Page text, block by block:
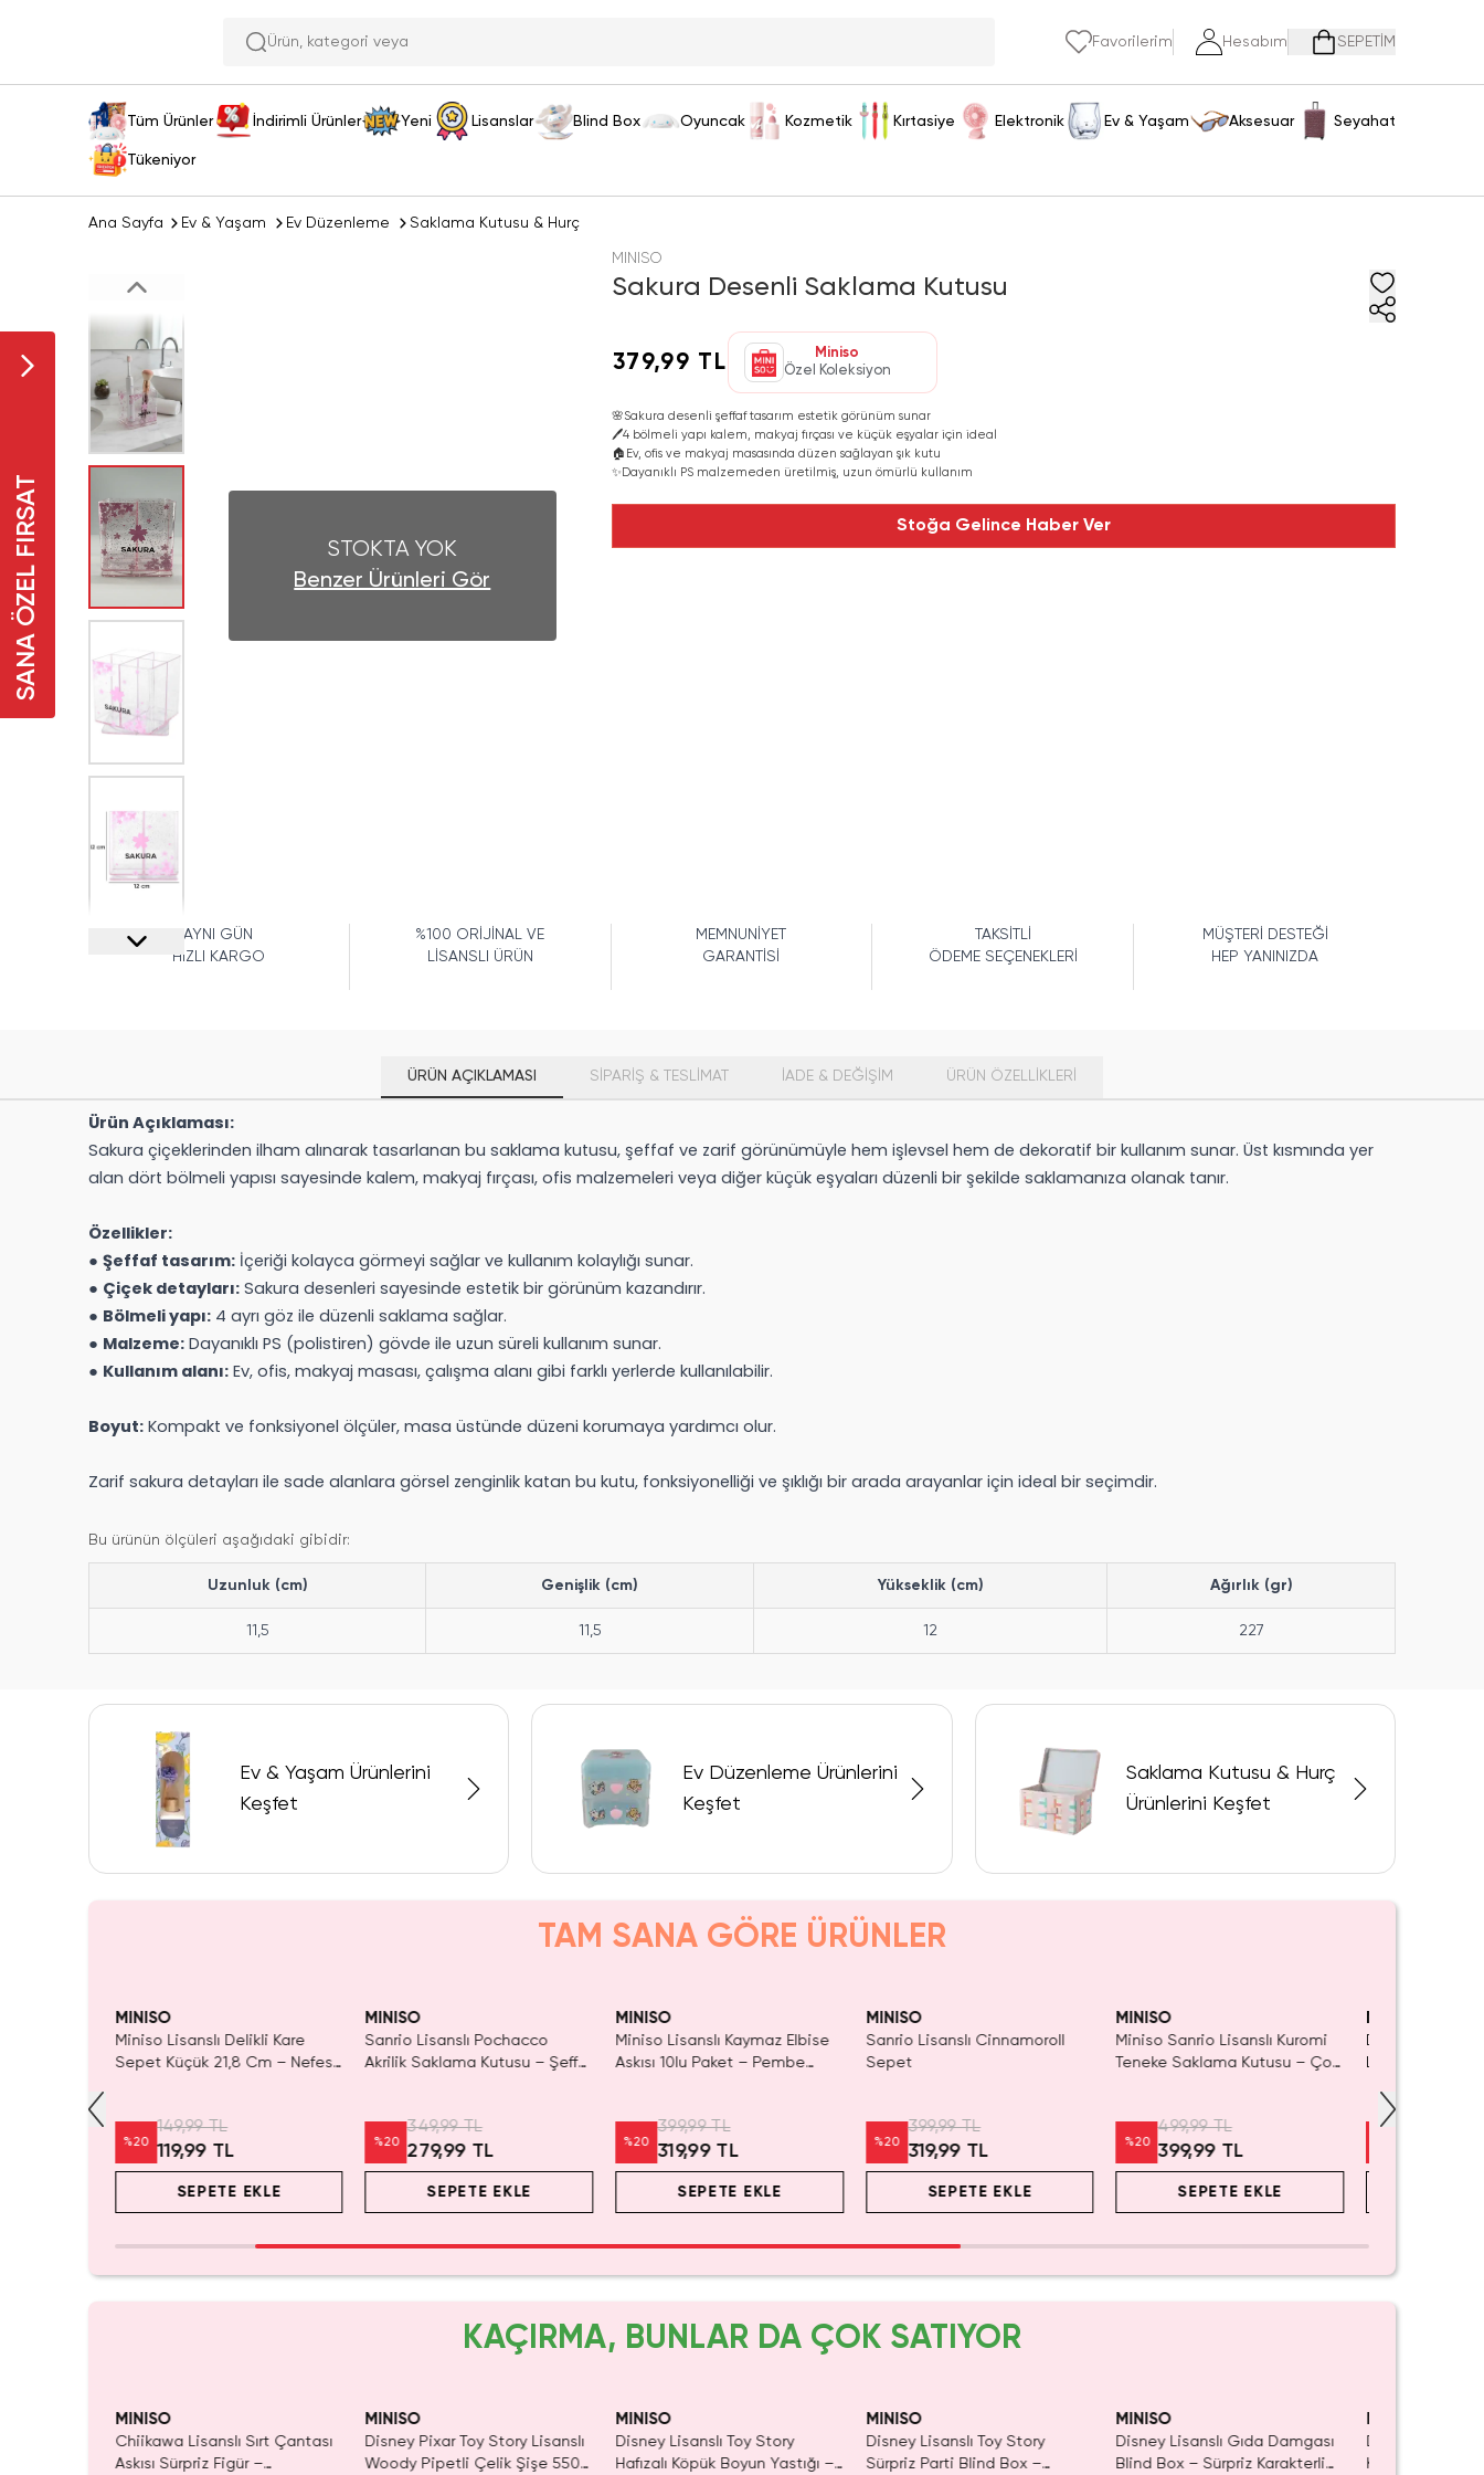
Ürün Favorilerim Hesabım SEPETİM
Tüm Ürünler İndirimli Ürünler Yeni Lisanslar Blind Box Oyuncak Kozmetik Kırtasiye Elektronik Ev & Yaşam Aksesuar Seyahat
Tükeniyor
SANA ÖZEL FIRSAT
Ana Sayfa Ev & Yaşam Ev Düzenleme Saklama Kutusu & Hurç
STOKTA YOK
Benzer Ürünleri Gör
MINISO
Sakura Desenli Saklama Kutusu
379,99 TL
Miniso
Özel Koleksiyon
🌸Sakura desenli şeffaf tasarım estetik görünüm sunar
🖊️4 bölmeli yapı kalem, makyaj fırçası ve küçük eşyalar için ideal
🏠 Ev, ofis ve makyaj masasında düzen sağlayan şık kutu
✨ Dayanıklı PS malzemeden üretilmiş, uzun ömürlü kullanım
Stoğa Gelince Haber Ver
AYNI GÜN
HIZLI KARGO
%100 ORİJİNAL VE
LİSANSLI ÜRÜN
MEMNUNİYET
GARANTİSİ
TAKSİTLİ
ÖDEME SEÇENEKLERİ
MÜŞTERİ DESTEĞİ
HEP YANINIZDA
ÜRÜN AÇIKLAMASI SİPARİŞ & TESLİMAT İADE & DEĞİŞİM ÜRÜN ÖZELLIKLERI
Ürün Açıklaması:
Sakura çiçeklerinden ilham alınarak tasarlanan bu saklama kutusu, şeffaf ve zarif görünümüyle hem işlevsel hem de dekoratif bir kullanım sunar. Üst kısmında yer
alan dört bölmeli yapısı sayesinde kalem, makyaj fırçası, ofis malzemeleri veya diğer küçük eşyaları düzenli bir şekilde saklamanıza olanak tanır.
Özellikler:
● Şeffaf tasarım: İçeriği kolayca görmeyi sağlar ve kullanım kolaylığı sunar.
● Çiçek detayları: Sakura desenleri sayesinde estetik bir görünüm kazandırır.
● Bölmeli yapı: 4 ayrı göz ile düzenli saklama sağlar.
● Malzeme: Dayanıklı PS (polistiren) gövde ile uzun süreli kullanım sunar.
● Kullanım alanı: Ev, ofis, makyaj masası, çalışma alanı gibi farklı yerlerde kullanılabilir.
Boyut: Kompakt ve fonksiyonel ölçüler, masa üstünde düzeni korumaya yardımcı olur.
Zarif sakura detayları ile sade alanlara görsel zenginlik katan bu kutu, fonksiyonelliği ve şıklığı bir arada arayanlar için ideal bir seçimdir.
Bu ürünün ölçüleri aşağıdaki gibidir:
Uzunluk (cm) Genişlik (cm) Yükseklik (cm) Ağırlık (gr)
11,5 11,5 12 227
Ev & Yaşam Ürünlerini
Keşfet
Ev Düzenleme Ürünlerini
Keşfet
Saklama Kutusu & Hurç
Ürünlerini Keşfet
TAM SANA GÖRE ÜRÜNLER
MINISO
Miniso Lisanslı Delikli Kare
Sepet Küçük 21,8 Cm – Nefes
%20
149,99 TL
119,99 TL
SEPETE EKLE
MINISO
Sanrio Lisanslı Pochacco
Akrilik Saklama Kutusu – Şeffaf
%20
349,99 TL
279,99 TL
SEPETE EKLE
MINISO
Miniso Lisanslı Kaymaz Elbise
Askısı 10lu Paket – Pembe
%20
399,99 TL
319,99 TL
SEPETE EKLE
MINISO
Sanrio Lisanslı Cinnamoroll
Sepet
%20
399,99 TL
319,99 TL
SEPETE EKLE
MINISO
Miniso Sanrio Lisanslı Kuromi
Teneke Saklama Kutusu – Çok
%20
499,99 TL
399,99 TL
SEPETE EKLE
Disney
Lisanslı Makyaj
Aksesuar
KAÇIRMA, BUNLAR DA ÇOK SATIYOR
MINISO
Chiikawa Lisanslı Sırt Çantası
Askısı Sürpriz Figür –
MINISO
Disney Pixar Toy Story Lisanslı
Woody Pipetli Çelik Şişe 550
MINISO
Disney Lisanslı Toy Story
Hafızalı Köpük Boyun Yastığı –
MINISO
Disney Lisanslı Toy Story
Sürpriz Parti Blind Box –
MINISO
Disney Lisanslı Gıda Damgası
Blind Box – Sürpriz Karakterli
Disney Lisanslı
Klipsli Figür –